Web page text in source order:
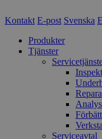
Kontakt E-post Svenska
Produkter
Tjänster
Analys
Serviceavtal